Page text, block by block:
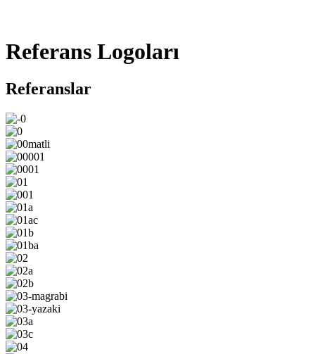
Referans Logoları
Referanslar